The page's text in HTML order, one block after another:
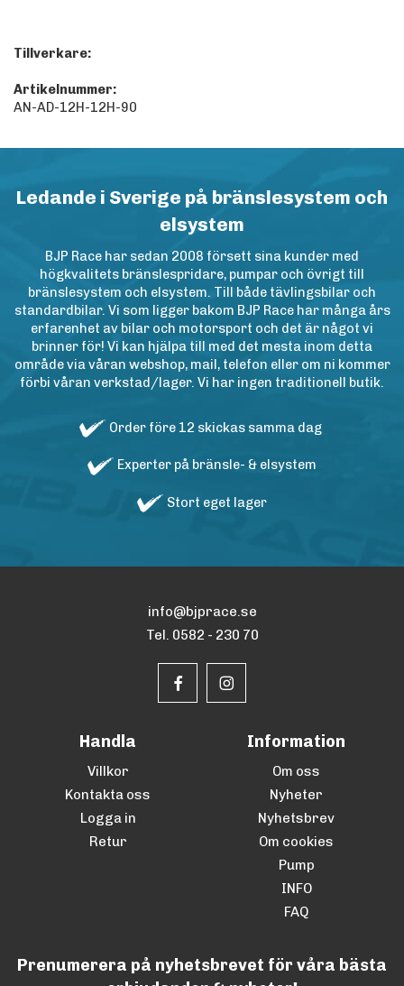
Tillverkare:
Artikelnummer:
AN-AD-12H-12H-90
Ledande i Sverige på bränslesystem och
elsystem
BJP Race har sedan 2008 försett sina kunder med
högkvalitets bränslespridare, pumpar och övrigt till
bränslesystem och elsystem. Till både tävlingsbilar och
standardbilar. Vi som ligger bakom BJP Race har många års
erfarenhet av bilar och motorsport och det är något vi
brinner för! Vi kan hjälpa till med det mesta inom detta
område via våran webshop, mail, telefon eller om ni kommer
förbi våran verkstad/lager. Vi har ingen traditionell butik.
Order före 12 skickas samma dag
Experter på bränsle- & elsystem
Stort eget lager
info@bjprace.se
Tel. 0582 - 230 70
Handla
Villkor
Kontakta oss
Logga in
Retur
Information
Om oss
Nyheter
Nyhetsbrev
Om cookies
Pump
INFO
FAQ
Prenumerera på nyhetsbrevet för våra bästa